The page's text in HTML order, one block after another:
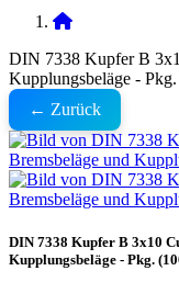
DIN 7338 Kupfer B
Kupplungsbeläge -
← Zurück
DIN 7338 Kupfer B 3x10
Kupplungsbeläge - Pkg.